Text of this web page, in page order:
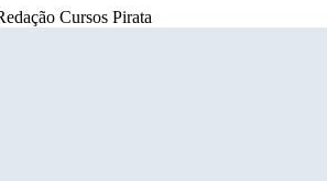
Cursos Pirata